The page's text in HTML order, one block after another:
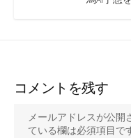
コメントを残す
メールアドレスが公開
ている欄は必須項目で